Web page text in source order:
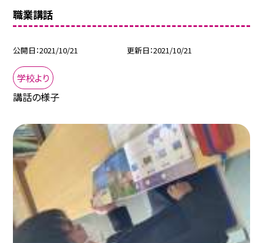
職業講話
公開日 2021/10/21 更新日 2021/10/21
学校より
講話の様子